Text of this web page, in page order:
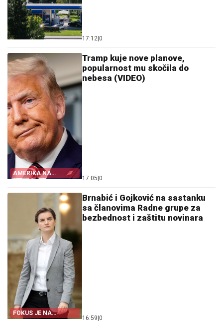
17:12 0
AMERIKA NA
NOGAMA
Tramp kuje nove planove,
popularnost mu skočila do
nebesa (VIDEO)
17:05 0
FOKUS JE NA
BEZBEDNOSTI
Brnabić i Gojković na sastanku
sa članovima Radne grupe za
bezbednost i zaštitu novinara
16:59 0